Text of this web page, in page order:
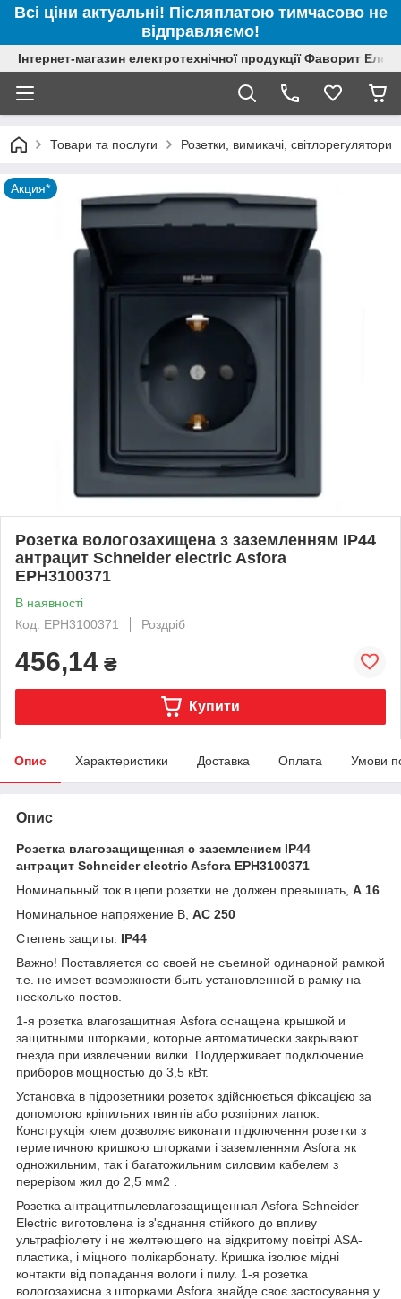
Всі ціни актуальні! Післяплатою тимчасово не
відправляємо!
Інтернет-магазин електротехнічної продукції Фаворит
Товари та послуги Розетки, вимикачі, світлорегулятори
Акция*
Розетка вологозахищена з заземленням IP44
антрацит Schneider electric Asfora
EPH3100371
В наявності
Код: EPH3100371
Роздріб
456,14 ₴
Купити
Опис Характеристики Доставка Оплата Умови
Опис
Розетка влагозащищенная с заземлением IP44
антрацит Schneider electric Asfora EPH3100371
Номинальный ток в цепи розетки не должен превышать, А 16
Номинальное напряжение В, АС 250
Степень защиты: IP44
Важно! Поставляется со своей не съемной одинарной рамкой
т.е. не имеет возможности быть установленной в рамку на
несколько постов.
1-я розетка влагозащитная Asfora оснащена крышкой и
защитными шторками, которые автоматически закрывают
гнезда при извлечении вилки. Поддерживает подключение
приборов мощностью до 3,5 кВт.
Установка в підрозетники розеток здійснюється фіксацією за
допомогою кріпильних гвинтів або розпірних лапок.
Конструкція клем дозволяє виконати підключення розетки з
герметичною кришкою шторками і заземленням Asfora як
одножильним, так і багатожильним силовим кабелем з
перерізом жил до 2,5 мм2 .
Розетка антрацитпылевлагозащищенная Asfora Schneider
Electric виготовлена із з'єднання стійкого до впливу
ультрафіолету і не желтеющего на відкритому повітрі ASA-
пластика, і міцного полікарбонату. Кришка ізолює мідні
контакти від попадання вологи і пилу. 1-я розетка
вологозахисна з шторками Asfora знайде своє застосування у